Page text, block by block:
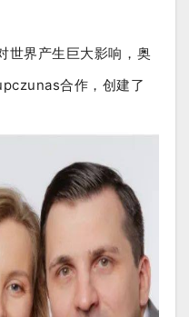
世界产生巨大影响，奥
合作，创建了